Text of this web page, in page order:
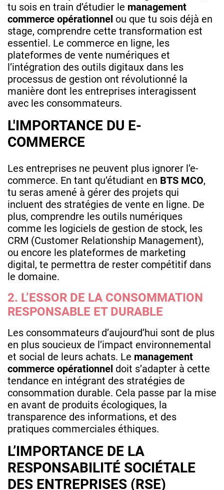
tu sois en train d’étudier le management
commerce opérationnel ou que tu sois déjà en
stage, comprendre cette transformation est
essentiel. Le commerce en ligne, les
plateformes de vente numériques et
l’intégration des outils digitaux dans les
processus de gestion ont révolutionné la
manière dont les entreprises interagissent
avec les consommateurs.
L'IMPORTANCE DU E-
COMMERCE
Les entreprises ne peuvent plus ignorer l’e-
commerce. En tant qu’étudiant en BTS MCO,
tu seras amené à gérer des projets qui
incluent des stratégies de vente en ligne. De
plus, comprendre les outils numériques
comme les logiciels de gestion de stock, les
CRM (Customer Relationship Management),
ou encore les plateformes de marketing
digital, te permettra de rester compétitif dans
le domaine.
2. L’ESSOR DE LA CONSOMMATION
RESPONSABLE ET DURABLE
Les consommateurs d’aujourd’hui sont de plus
en plus soucieux de l’impact environnemental
et social de leurs achats. Le management
commerce opérationnel doit s’adapter à cette
tendance en intégrant des stratégies de
consommation durable. Cela passe par la mise
en avant de produits écologiques, la
transparence des informations, et des
pratiques commerciales éthiques.
L’IMPORTANCE DE LA
RESPONSABILITÉ SOCIÉTALE
DES ENTREPRISES (RSE)